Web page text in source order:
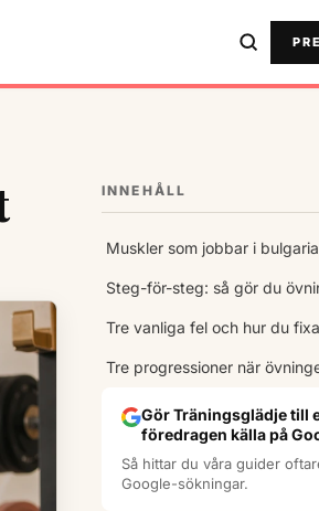
INNEHÅLL
Muskler som jobbar i
Steg-för-steg: så gör du
Tre vanliga fel och hur du
Tre progressioner när
Gör Träningsglädje till
föredragen källa på
Så hittar du våra guider
Google-sökningar.